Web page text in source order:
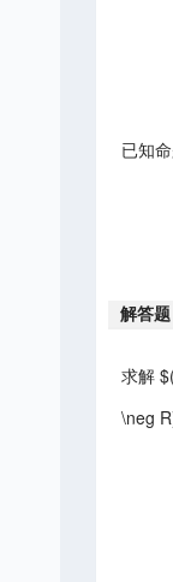
已知
解答题
求解
\neg